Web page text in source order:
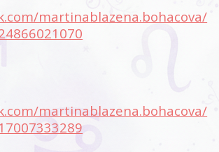
martinablazena.bohacova/
martinablazena.bohacova/